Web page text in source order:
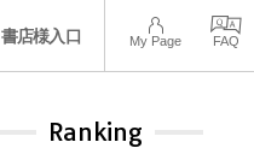
書店様入口 My Page FAQ
Ranking